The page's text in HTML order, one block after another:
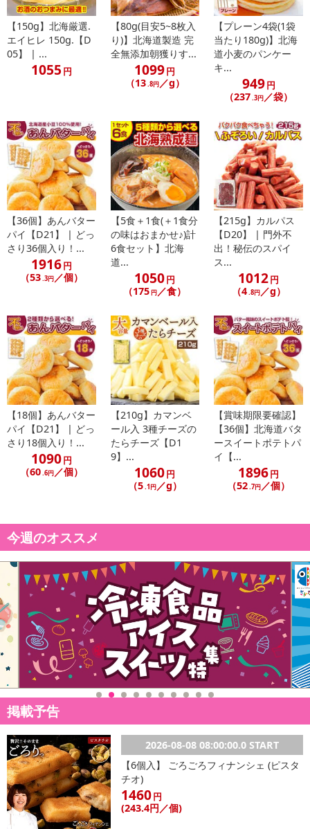
（加工デンプン）、（原材料の一部に小麦、えび、牛肉、さば、大
豆、鶏肉、豚肉、ゼラチンを含む）
◆（辛口スープカレーラーメン）
ポークエキス、玉ねぎ、糖蜜、食塩、香辛料、植物油脂、砂糖、
トマトペースト、カレールウ、酵母エキス、チキンコンソメ、にん
にく、生姜、昆布茶、調味料（アミノ酸等）、酒精、酸味料、増粘
鶏肉、豚肉を含む）
◆（和風つけ麺）
しょうゆ、ポークエキス、食塩、砂糖、植物油脂、チキンエキ
ス、馬鈴薯澱粉、和風だしの素、ゆず果汁、鰹節、煮干エキス、調
味料（アミノ酸等）、加工でん粉、酒精、カラメル色素、増粘剤
（キサンタンガム）、（原材料の一部に小麦、卵、大豆、鶏肉、豚
肉を含む
・その他商品仕様：
麺：1食あたり約120g
スープ：1食あたり約30-50g ※味によって異なります
注意事項
【賞味・消費期限のある商品について】
商品到着時点でのお日持ち期間は、配送日数などにより異なります
のでご了承ください。
【キャンセルについて】
※お申込み後のキャンセルはお受けできません。
記載されている内容を必ずご確認いただき、お届けする商品セット
にご納得いただきましたうえでお申し込みください。
※パッケージ変更や商品リニューアル（成分など含む）等により、
また、[新たな加工食品の原料原産地表示制度]の経過措置期間の終
了により、商品詳細内に記載の原産国・原材料の表記が旧表記の場
合がございます。
あらかじめご了承いただいた上でお申込みください。なお、本理由
によるお申込み後のキャンセル・返品交換は対応いたしかねます。
【お支払いについて】
※お支払い方法は、電話料金合算払い、クレジットカード払い、dポ
イントがご利用いただけます。
【発送・お届け・商品について】
※お申込み頂きました商品の同梱、お届けの日時指定はいたしかね
ます。
※お客様のご都合でお受取りいただけない場合、商品の再発送や返
金はいたしかねます。
また、お届け日時のご指定は、お受けできません。宅配業者からの
不在票にてご対応ください。
※発送予定日は前後する場合がございます。また商品によって発送
日が異なります。
【150g】北海厳選.
エイヒレ 150g.【D
05】 | ...
1055 円
【80g(目安5~8枚入
り)】北海道製造 完
全無添加朝獲りす...
1099円
（13.8円／g）
【プレーン4袋(1袋
当たり180g)】北海
道小麦のパンケー
キ...
949円
（237.3円／袋）
【36個】あんバター
パイ【D21】 | どっ
さり36個入り！...
1916円
（53.3円／個）
【5食＋1食(＋1食分
の味はおまかせ♪)計
6食セット】北海
道...
1050円
（175 円／食）
【215g】カルパス
【D20】 | 門外不
出！秘伝のスパイ
ス...
1012円
（4.8円／g）
【18個】あんバター
パイ【D21】 | どっ
さり18個入り！...
1090円
（60.6円／個）
【210g】カマンベ
ール入 3種チーズの
たらチーズ【D1
9】...
1060円
（5.1円／g）
【賞味期限要確認】
【36個】北海道バタ
ースイートポテトパ
イ【...
1896円
（52.7円 ／個）
今週のオススメ
掲載予告
2026-08-08 08:00:00.0 START
【6個入】 ごろごろフィナンシェ (ピスタ
チオ)
1460円
(243.4円 ／個)